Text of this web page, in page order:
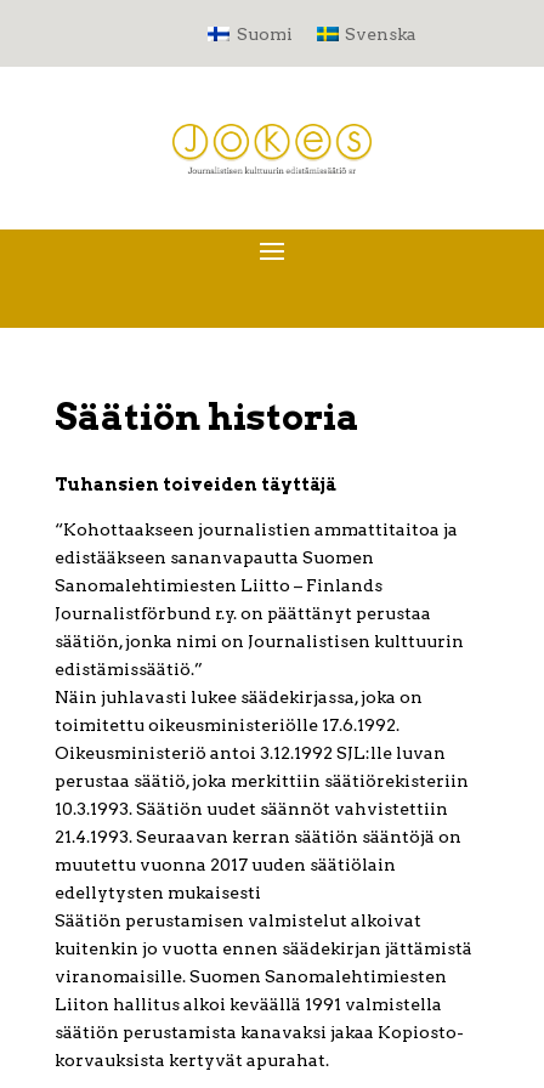
Suomi Svenska
Säätiön historia
Tuhansien toiveiden täyttäjä
“Kohottaakseen journalistien ammattitaitoa ja
edistääkseen sananvapautta Suomen
Sanomalehtimiesten Liitto – Finlands
Journalistförbund r.y. on päättänyt perustaa
säätiön, jonka nimi on Journalistisen kulttuurin
edistämissäätiö.”
Näin juhlavasti lukee säädekirjassa, joka on
toimitettu oikeusministeriölle 17.6.1992.
Oikeusministeriö antoi 3.12.1992 SJL:lle luvan
perustaa säätiö, joka merkittiin säätiörekisteriin
10.3.1993. Säätiön uudet säännöt vahvistettiin
21.4.1993. Seuraavan kerran säätiön sääntöjä on
muutettu vuonna 2017 uuden säätiölain
edellytysten mukaisesti
Säätiön perustamisen valmistelut alkoivat
kuitenkin jo vuotta ennen säädekirjan jättämistä
viranomaisille. Suomen Sanomalehtimiesten
Liiton hallitus alkoi keväällä 1991 valmistella
säätiön perustamista kanavaksi jakaa Kopiosto-
korvauksista kertyvät apurahat.